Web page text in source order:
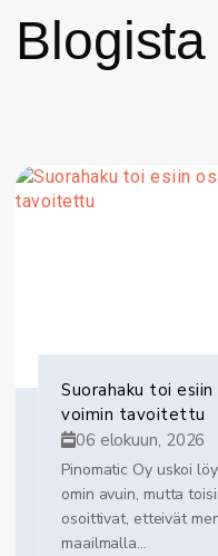
Blogista
Suorahaku toi
voimin tavoitettu
06 elokuun, 2026
Pinomatic Oy uskoi
omin avuin, mutta
osoittivat, etteivät
maailmalla...